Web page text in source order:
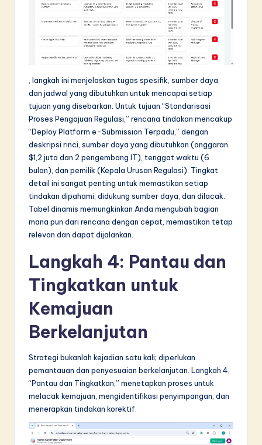
, langkah ini menjelaskan tugas spesifik, sumber daya,
dan jadwal yang dibutuhkan untuk mencapai setiap
tujuan yang disebarkan. Untuk tujuan “Standarisasi
Proses Pengajuan Regulasi,” rencana tindakan mencakup
“Deploy Platform e-Submission Terpadu,” dengan
deskripsi rinci, sumber daya yang dibutuhkan (anggaran
$1,2 juta dan 2 pengembang IT), tenggat waktu (6
bulan), dan pemilik (Kepala Urusan Regulasi). Tingkat
detail ini sangat penting untuk memastikan setiap
tindakan dipahami, didukung sumber daya, dan dilacak.
Tabel dinamis memungkinkan Anda mengubah bagian
mana pun dari rencana dengan cepat, memastikan tetap
relevan dan dapat dijalankan.
Langkah 4: Pantau dan
Tingkatkan untuk
Kemajuan
Berkelanjutan
Strategi bukanlah kejadian satu kali; diperlukan
pemantauan dan penyesuaian berkelanjutan. Langkah 4,
“Pantau dan Tingkatkan,” menetapkan proses untuk
melacak kemajuan, mengidentifikasi penyimpangan, dan
menerapkan tindakan korektif.